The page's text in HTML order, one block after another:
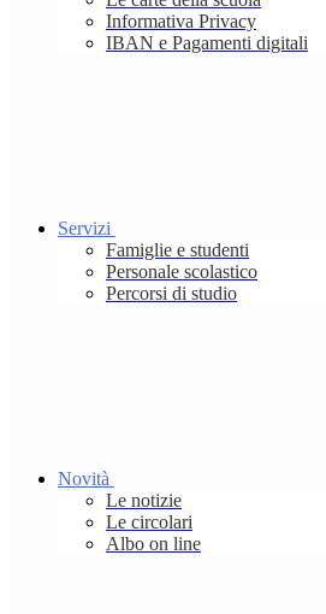
Informativa Privacy
IBAN e Pagamenti digitali
Servizi
Famiglie e studenti
Personale scolastico
Percorsi di studio
Novità
Le notizie
Le circolari
Albo on line